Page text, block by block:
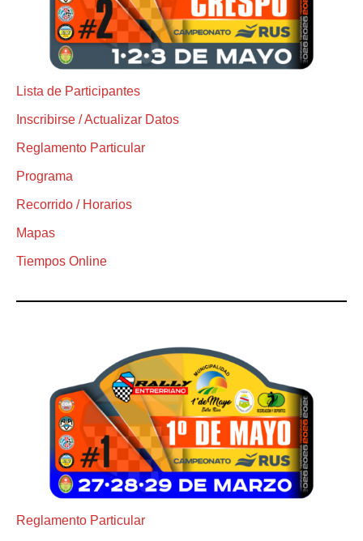
Lista de Participantes
Inscribirse / Actualizar Datos
Reglamento Particular
Programa
Recorrido / Horarios
Mapas
Tiempos Online
Reglamento Particular